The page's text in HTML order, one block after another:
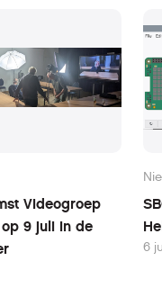
Videogroep
9 juli in de
6